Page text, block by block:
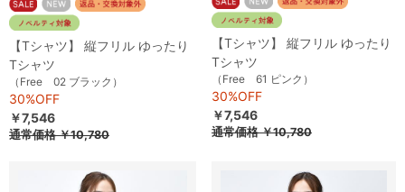
【Tシャツ】 縦フリル ゆったり
Tシャツ
（Free 02 ブラック）
30%OFF
￥7,546
通常価格￥10,780
【Tシャツ】 縦フリル ゆったり
Tシャツ
（Free 61 ピンク）
30%OFF
￥7,546
通常価格￥10,780